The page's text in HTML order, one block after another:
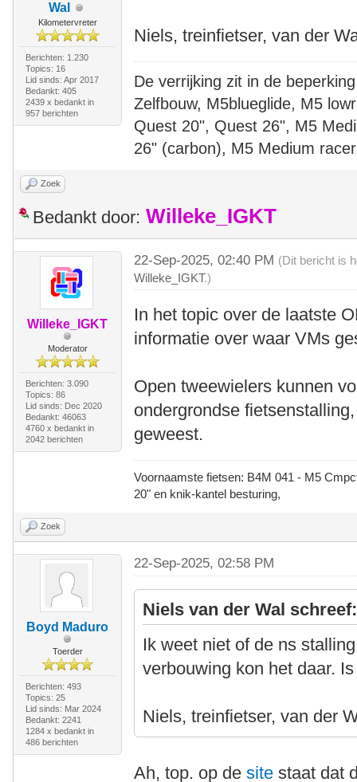
Wal
Kilometervreter
Berichten: 1.230
Topics: 16
Lid sinds: Apr 2017
Bedankt: 405
2439 x bedankt in
957 berichten
Niels, treinfietser, van der
De verrijking zit in de beperking
Zelfbouw, M5blueglide, M5
Quest 20", Quest 26", M5
26" (carbon), M5 Medium
Zoek
Bedankt door: Willeke_IGKT
Willeke_IGKT
Moderator
Berichten: 3.090
Topics: 86
Lid sinds: Dec 2020
Bedankt: 46063
4760 x bedankt in
2042 berichten
22-Sep-2025, 02:40 PM (Dit bericht is
Willeke_IGKT.)
In het topic over de laatste
informatie over waar VMs
Open tweewielers kunnen
ondergrondse
geweest.
Voornaamste fietsen: B4M 041 - M5
20" en knik-kantel besturing,
Zoek
Boyd Maduro
Toerder
Berichten: 493
Topics: 25
Lid sinds: Mar 2024
Bedankt: 2241
1284 x bedankt in
486 berichten
22-Sep-2025, 02:58 PM
Niels van der Wal schreef:
Ik weet niet of de ns
verbouwing kon het daar.
Niels, treinfietser, van der
Ah, top. op desitestaat dat